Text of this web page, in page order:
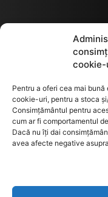
cookie-
Pentru a oferi cea mai
cookie-uri, pentru a stoca
Consimțământul pentru
cum ar fi comportamentul
Dacă nu îți dai
avea afecte negative
Termeni de utilizare
GDPR